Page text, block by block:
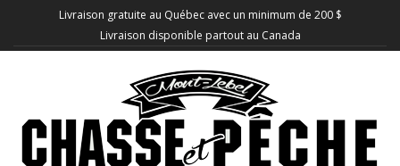
Livraison gratuite au Québec avec un minimum de 200 $
Livraison disponible partout au Canada